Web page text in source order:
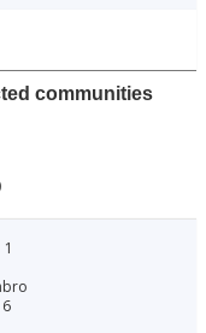
communities
1